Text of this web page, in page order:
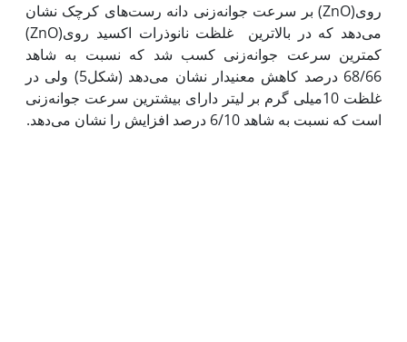
روی(ZnO) بر سرعت جوانه‌زنی دانه رست‌های کرچک نشان
می‌دهد که در بالاترین غلظت نانوذرات اکسید روی(ZnO)
کمترین سرعت جوانه‌زنی کسب شد که نسبت به شاهد
68/66 درصد کاهش معنی‫دار نشان می‌دهد (شکل5) ولی در
غلظت 10میلی گرم بر لیتر دارای بیشترین سرعت جوانه‌زنی
است که نسبت به شاهد 6/10 درصد افزایش را نشان می‌دهد.